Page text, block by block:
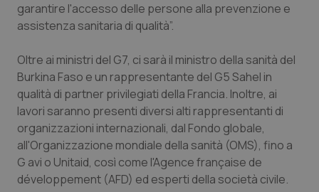
Valle D’Aosta
Veneto
Oncodermatologia
Oncoematologia
Oncologia & Nutrizione
Psoriasi & pelle
Quotidiano Cardiologia
garantire l'accesso delle persone alla prevenzione e
assistenza sanitaria di qualità”.
Oltre ai ministri del G7, ci sarà il ministro della sanità del
Burkina Faso e un rappresentante del G5 Sahel in
qualità di partner privilegiati della Francia. Inoltre, ai
lavori saranno presenti diversi alti rappresentanti di
organizzazioni internazionali, dal Fondo globale,
all'Organizzazione mondiale della sanità (OMS), fino a
G avi o Unitaid, così come l'Agence française de
développement (AFD) ed esperti della società civile.